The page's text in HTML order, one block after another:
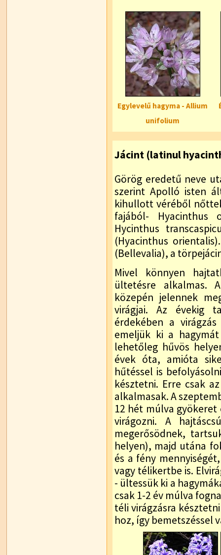
Egylevelű hagyma - Allium
unifolium
Jácint (latinul
Görög eredetű neve
szerint Apolló isten
kihullott véréből
fajából- Hyacinthus
Hycinthus
(Hyacinthus
(Bellevalia), a
Mivel könnyen
ültetésre alkalmas.
közepén jelennek
virágjai. Az évekig
érdekében a
emeljük ki a
lehetőleg hűvös
évek óta, amióta
hűtéssel is
késztetni. Erre csak
alkalmasak. A
12 hét múlva gyökeret
virágozni. A
megerősödnek,
helyen), majd utána
és a fény
vagy télikertbe is.
- ültessük ki a
csak 1-2 év múlva
téli virágzásra
hoz, így bemetszéssel